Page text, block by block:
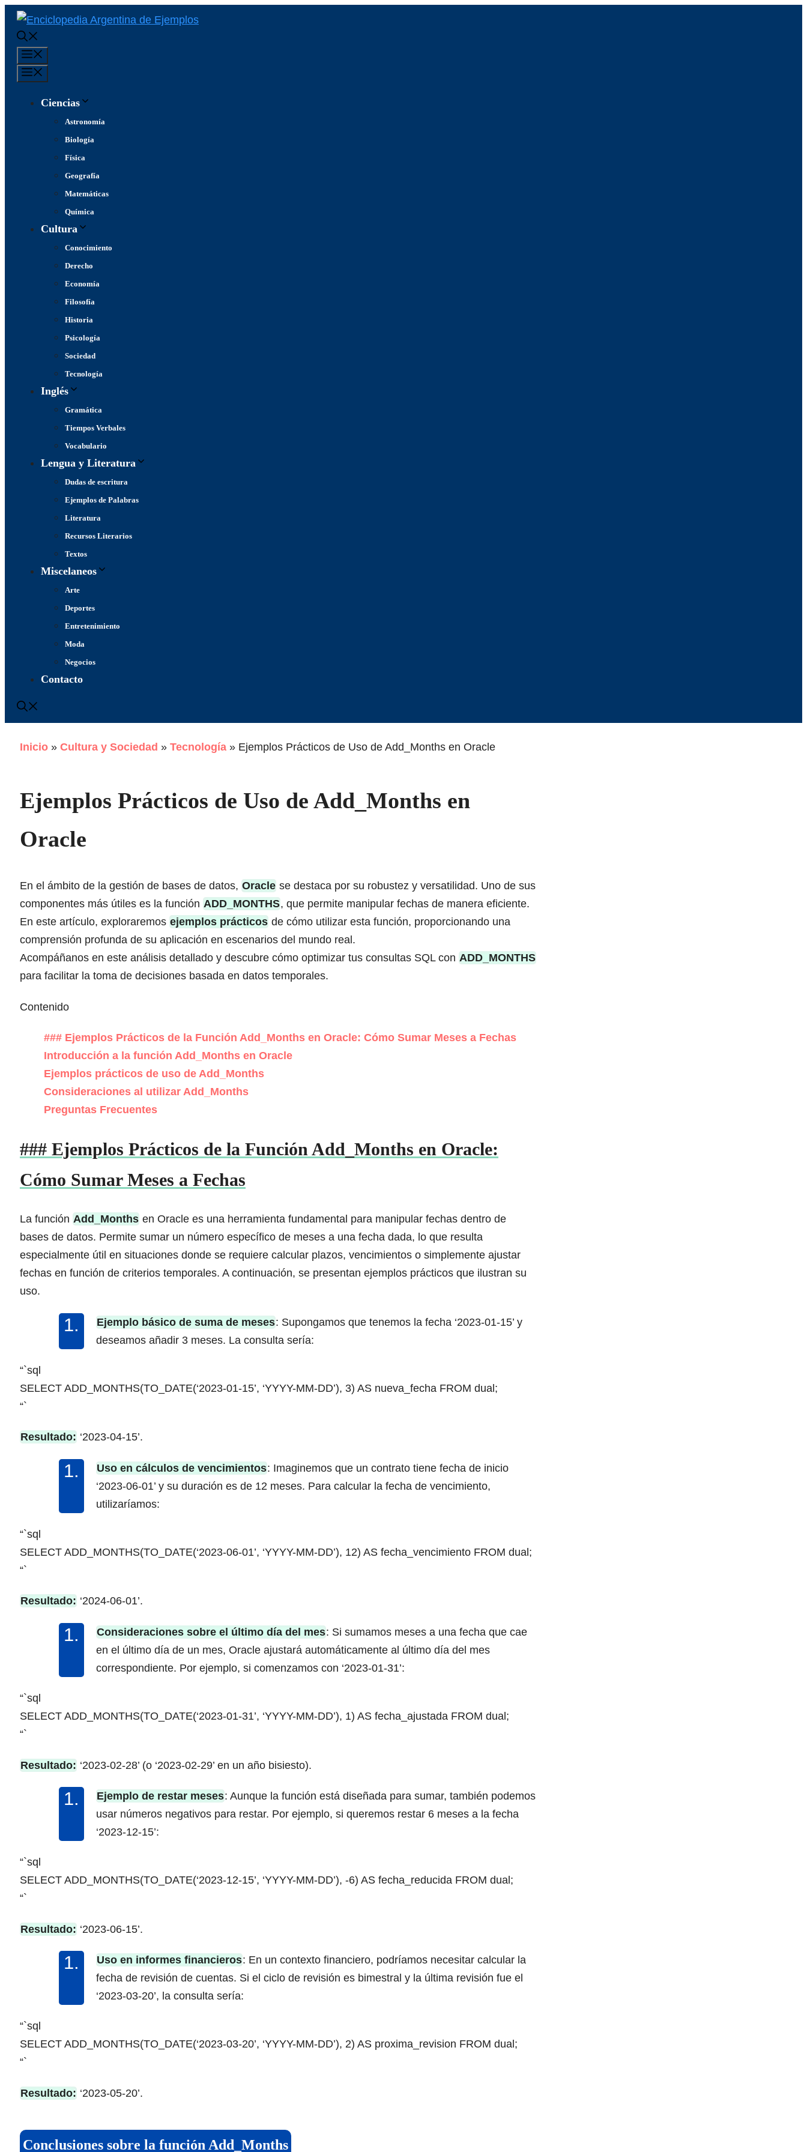
Saltar
contenido
Ciencias
Astronomía
Biología
Física
Geografía
Matemáticas
Química
Cultura
Conocimiento
Derecho
Economía
Filosofía
Historia
Psicología
Sociedad
Tecnología
Inglés
Gramática
Tiempos Verbales
Vocabulario
Lengua y Literatura
Dudas de escritura
Ejemplos de Palabras
Literatura
Recursos Literarios
Textos
Miscelaneos
Arte
Deportes
Entretenimiento
Moda
Negocios
Contacto
Inicio » Cultura y Sociedad » Tecnología » Ejemplos Prácticos de Uso de Add_Months en Oracle
Ejemplos Prácticos de Uso de Add_Months en
Oracle
En el ámbito de la gestión de bases de datos, Oracle se destaca por su robustez y versatilidad. Uno de sus
componentes más útiles es la función ADD_MONTHS, que permite manipular fechas de manera eficiente.
En este artículo, exploraremos ejemplos prácticos de cómo utilizar esta función, proporcionando una
comprensión profunda de su aplicación en escenarios del mundo real.
Acompáñanos en este análisis detallado y descubre cómo optimizar tus consultas SQL con ADD_MONTHS
para facilitar la toma de decisiones basada en datos temporales.
Contenido
### Ejemplos Prácticos de la Función Add_Months en Oracle: Cómo Sumar Meses a Fechas
Introducción a la función Add_Months en Oracle
Ejemplos prácticos de uso de Add_Months
Consideraciones al utilizar Add_Months
Preguntas Frecuentes
### Ejemplos Prácticos de la Función Add_Months en Oracle:
Cómo Sumar Meses a Fechas
La función Add_Months en Oracle es una herramienta fundamental para manipular fechas dentro de
bases de datos. Permite sumar un número específico de meses a una fecha dada, lo que resulta
especialmente útil en situaciones donde se requiere calcular plazos, vencimientos o simplemente ajustar
fechas en función de criterios temporales. A continuación, se presentan ejemplos prácticos que ilustran su
uso.
Ejemplo básico de suma de meses: Supongamos que tenemos la fecha ‘2023-01-15’ y
deseamos añadir 3 meses. La consulta sería:
“`sql
SELECT ADD_MONTHS(TO_DATE(‘2023-01-15’, ‘YYYY-MM-DD’), 3) AS nueva_fecha FROM dual;
“`
Resultado: ‘2023-04-15’.
Uso en cálculos de vencimientos: Imaginemos que un contrato tiene fecha de inicio
‘2023-06-01’ y su duración es de 12 meses. Para calcular la fecha de vencimiento,
utilizaríamos:
“`sql
SELECT ADD_MONTHS(TO_DATE(‘2023-06-01’, ‘YYYY-MM-DD’), 12) AS fecha_vencimiento FROM dual;
“`
Resultado: ‘2024-06-01’.
Consideraciones sobre el último día del mes: Si sumamos meses a una fecha que cae
en el último día de un mes, Oracle ajustará automáticamente al último día del mes
correspondiente. Por ejemplo, si comenzamos con ‘2023-01-31’:
“`sql
SELECT ADD_MONTHS(TO_DATE(‘2023-01-31’, ‘YYYY-MM-DD’), 1) AS fecha_ajustada FROM dual;
“`
Resultado: ‘2023-02-28’ (o ‘2023-02-29’ en un año bisiesto).
Ejemplo de restar meses: Aunque la función está diseñada para sumar, también podemos
usar números negativos para restar. Por ejemplo, si queremos restar 6 meses a la fecha
‘2023-12-15’:
“`sql
SELECT ADD_MONTHS(TO_DATE(‘2023-12-15’, ‘YYYY-MM-DD’), -6) AS fecha_reducida FROM dual;
“`
Resultado: ‘2023-06-15’.
Uso en informes financieros: En un contexto financiero, podríamos necesitar calcular la
fecha de revisión de cuentas. Si el ciclo de revisión es bimestral y la última revisión fue el
‘2023-03-20’, la consulta sería:
“`sql
SELECT ADD_MONTHS(TO_DATE(‘2023-03-20’, ‘YYYY-MM-DD’), 2) AS proxima_revision FROM dual;
“`
Resultado: ‘2023-05-20’.
Conclusiones sobre la función Add_Months